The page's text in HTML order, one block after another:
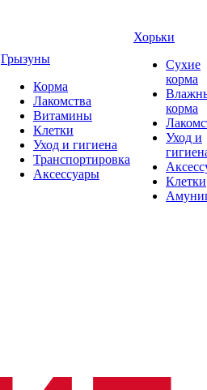
Грызуны
Корма
Лакомства
Витамины
Клетки
Уход и гигиена
Транспортировка
Аксессуары
Хорьки
Сухие
корма
корма
Уход и
Клетки